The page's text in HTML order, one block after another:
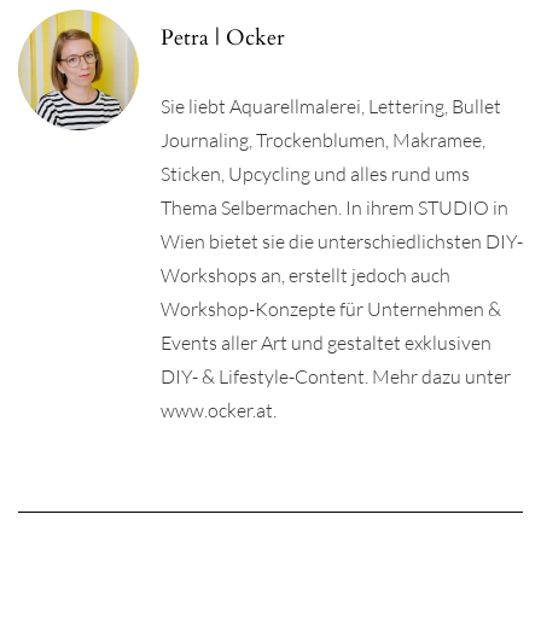
Petra | Ocker
Sie liebt Aquarellmalerei, Lettering, Bullet
Journaling, Trockenblumen, Makramee,
Sticken, Upcycling und alles rund ums
Thema Selbermachen. In ihrem STUDIO in
Wien bietet sie die unterschiedlichsten DIY-
Workshops an, erstellt jedoch auch
Workshop-Konzepte für Unternehmen &
Events aller Art und gestaltet exklusiven
DIY- & Lifestyle-Content. Mehr dazu unter
www.ocker.at.